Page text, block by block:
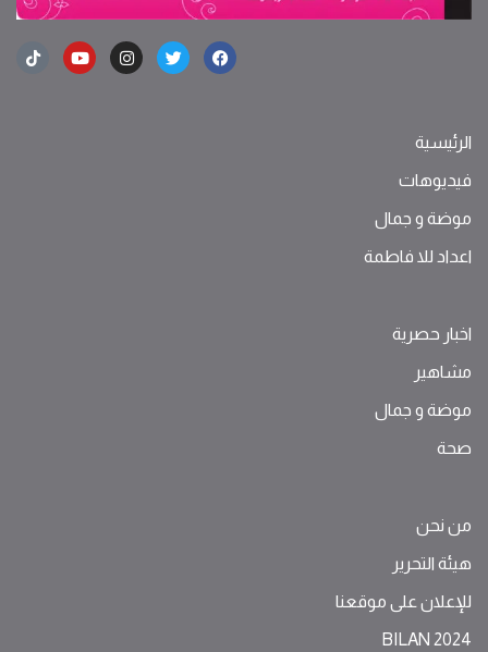
الرئيسية
فيديوهات
موضة ‫و‬ ‫‬‫جمال‬
اعداد للا فاطمة
اخبار حصرية
مشاهير
موضة ‫و‬ ‫‬‫جمال‬
صحة
من نحن
هيئة التحرير
للإعلان على موقعنا
BILAN 2024